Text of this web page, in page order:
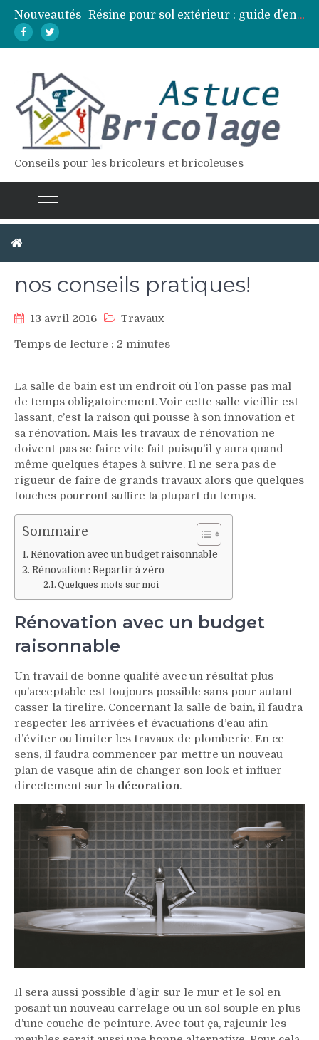
Nouveautés
Résine pour sol extérieur : guide d’entretien et réparation des fissures
Pose d’une dalle béton : 7 erreurs à éviter pour un résultat durable
Conseils pour les bricoleurs et bricoleuses
Rénovation salle de bain :
nos conseils pratiques!
13 avril 2016
Travaux
Temps de lecture : 2 minutes
La salle de bain est un endroit où l’on passe pas mal
de temps obligatoirement. Voir cette salle vieillir est
lassant, c’est la raison qui pousse à son innovation et
sa rénovation. Mais les travaux de rénovation ne
doivent pas se faire vite fait puisqu’il y aura quand
même quelques étapes à suivre. Il ne sera pas de
rigueur de faire de grands travaux alors que quelques
touches pourront suffire la plupart du temps.
Sommaire
Rénovation avec un budget raisonnable
Rénovation : Repartir à zéro
Quelques mots sur moi
Rénovation avec un budget
raisonnable
Un travail de bonne qualité avec un résultat plus
qu’acceptable est toujours possible sans pour autant
casser la tirelire. Concernant la salle de bain, il faudra
respecter les arrivées et évacuations d’eau afin
d’éviter ou limiter les travaux de plomberie. En ce
sens, il faudra commencer par mettre un nouveau
plan de vasque afin de changer son look et influer
directement sur la décoration.
Il sera aussi possible d’agir sur le mur et le sol en
posant un nouveau carrelage ou un sol souple en plus
d’une couche de peinture. Avec tout ça, rajeunir les